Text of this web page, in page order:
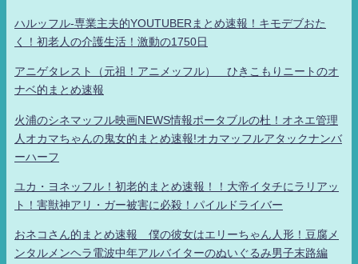
ハルッフル-専業主夫的YOUTUBERまとめ速報！キモデブおた
く！初老人の介護生活！激動の1750日
アニゲタレスト（元祖！アニメッフル） ひきこもりニートのオ
ナベ的まとめ速報
火浦のシネマッフル映画NEWS情報ポータブルの杜！オネエ管理
人オカマちゃんの鬼女的まとめ速報!オカマッフルアタックナンバ
ーハーフ
ユカ・ヨネッフル！初老的まとめ速報！！大帝イタチにラリアッ
ト！害獣神アリ・ガー被害に必殺！パイルドライバー
おネコさん的まとめ速報 僕の彼女はエリーちゃん人形！豆腐メ
ンタルメンヘラ電波中年アルバイターのぬいぐるみ男子末路編